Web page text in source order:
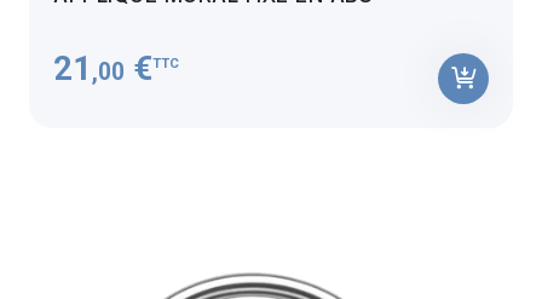
21 ,00 €TTC